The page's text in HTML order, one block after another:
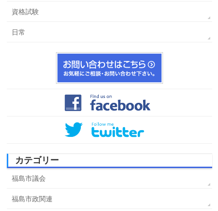
資格試験
日常
カテゴリー
福島市議会
福島市政関連